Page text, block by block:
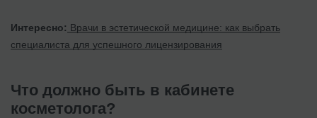
Интересно: Врачи в эстетической медицине: как выбрать
специалиста для успешного лицензирования
Что должно быть в кабинете
косметолога?